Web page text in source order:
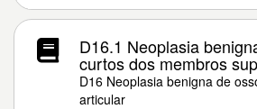
D16.1 Neoplasia
curtos dos membros
D16 Neoplasia benigna de
articular